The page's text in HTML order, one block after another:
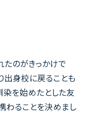
たのがきっかけで
出身校に戻ることも
染を始めたとした友
わることを決めまし